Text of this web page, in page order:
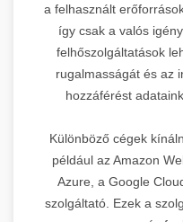
a felhasznált
így csak a valós
felhőszolgáltatások
rugalmasságát és az
hozzáférést
Különböző cégek
például az Amazon
Azure, a Google
szolgáltató. Ezek a